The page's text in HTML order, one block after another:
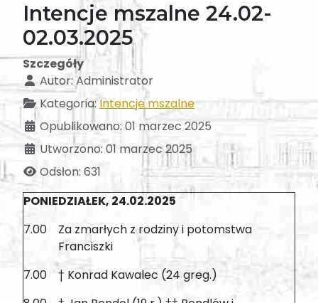
Intencje mszalne 24.02-
02.03.2025
Szczegóły
Autor: Administrator
Kategoria:Intencje mszalne
Opublikowano: 01 marzec 2025
Utworzono: 01 marzec 2025
Odsłon: 631
PONIEDZIAŁEK, 24.02.2025
7.00
Za zmarłych z rodziny i potomstwa
Franciszki
7.00
† Konrad Kawalec (24 greg.)